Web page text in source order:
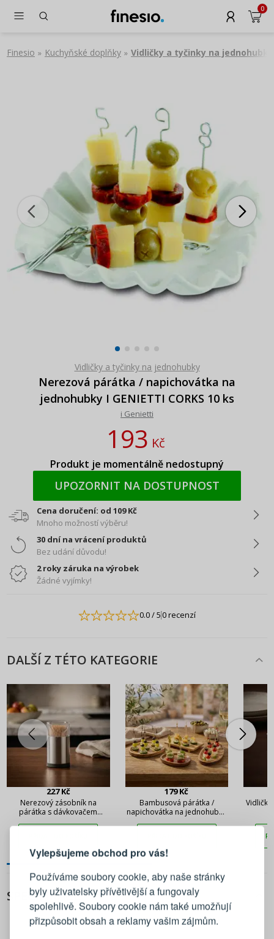
Vylepšujeme obchod pro vás!
Používáme soubory cookie, aby naše stránky
byly uživatelsky přívětivější a fungovaly
spolehlivě. Soubory cookie nám také umožňují
přizpůsobit obsah a reklamy vašim zájmům.
0
Finesio » Kuchyňské doplňky » Vidličky a tyčinky na jednohubky
Vidličky a tyčinky na jednohubky
Nerezová párátka / napichovátka na
jednohubky I GENIETTI CORKS 10 ks
i Genietti
193Kč
Produkt je momentálně nedostupný
UPOZORNIT NA DOSTUPNOST
Cena doručení: od 109 Kč
Mnoho možností výběru!
30 dní na vrácení produktů
Bez udání důvodu!
2 roky záruka na výrobek
Žádné vyjímky!
0.0/ 50 recenzí
DALŠÍ Z TÉTO KATEGORIE
227 Kč
Nerezový zásobník na
párátka s dávkovačem
179 Kč
Bambusová párátka /
napichovátka na jednohubky
SPECIFIKACE
PŘIHLÁŠENÍ REGISTRACE
Přihlaste se ke svému účtu
Emailová adresa